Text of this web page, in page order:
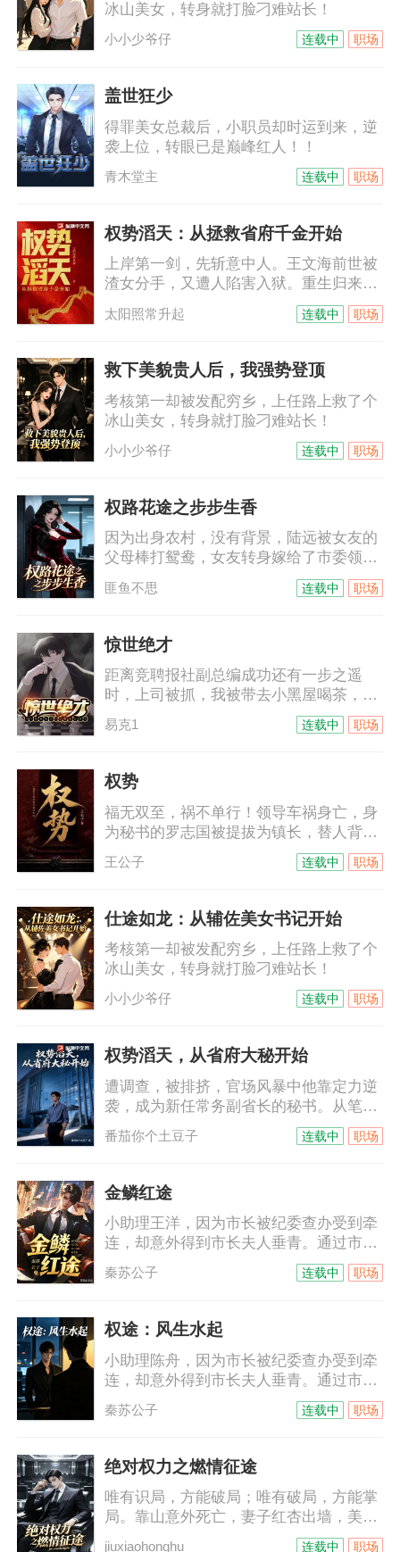
初心。凭前世记忆，握今生锋芒，扶摇直
上，执掌风云！
冰山美女，转身就打脸刁难站长！
小小少爷仔 职场
连载中
盖世狂少
得罪美女总裁后，小职员却时运到来，逆
袭上位，转眼已是巅峰红人！！
青木堂主 职场
连载中
权势滔天：从拯救省府千金开始
上岸第一剑，先斩意中人。王文海前世被
渣女分手，又遭人陷害入狱。重生归来，
且看他如何逆天改命！一步一步踏上人生
巅峰！
太阳照常升起 职场
连载中
救下美貌贵人后，我强势登顶
考核第一却被发配穷乡，上任路上救了个
冰山美女，转身就打脸刁难站长！
小小少爷仔 职场
连载中
权路花途之步步生香
因为出身农村，没有背景，陆远被女友的
父母棒打鸳鸯，女友转身嫁给了市委领导
的儿子。陆远既屈辱却无能为力。得知自
己有个省委当差的舅舅后，陆远对未来又
匪鱼不思 职场
连载中
惊世绝才
距离竞聘报社副总编成功还有一步之遥
时，上司被抓，我被带去小黑屋喝茶，最
后虽然没有调查出什么东西，但却错过了
副总编的最后面试环节，最后和自己不对
则被发落去农村养猪。
易克1 职场
连载中
权势
福无双至，祸不单行！领导车祸身亡，身
为秘书的罗志国被提拔为镇长，替人背黑
锅，又遭到相恋多年女朋友因此抛弃！遭
受双重打击的他，对未来心灰意冷，决定
人，不曾想，误打误撞，结识了市里领
导，还受到新任领导重视，开启仕途新篇
章，发展经济，为民谋福，从基础步步高
升……
王公子 职场
连载中
仕途如龙：从辅佐美女书记开始
考核第一却被发配穷乡，上任路上救了个
冰山美女，转身就打脸刁难站长！
小小少爷仔 职场
连载中
权势滔天，从省府大秘开始
遭调查，被排挤，官场风暴中他靠定力逆
袭，成为新任常务副省长的秘书。从笔杆
子到实权派，他协助领导破大案、立新
政，从省纪委到县区一线，步步为营。当
条属于自己的权力之路？
番茄你个土豆子 职场
连载中
金鳞红途
小助理王洋，因为市长被纪委查办受到牵
连，却意外得到市长夫人垂青。通过市长
夫人的帮助，王洋得到一个u盘，里面记
载了众多不为人知的秘密。从此，王洋官
上，直入云霄！
秦苏公子 职场
连载中
权途：风生水起
小助理陈舟，因为市长被纪委查办受到牵
连，却意外得到市长夫人垂青。通过市长
夫人的帮助，陈舟得到一个u盘，里面记
载了众多不为人知的秘密。从此，陈舟官
上，直入云霄！
秦苏公子 职场
连载中
绝对权力之燃情征途
唯有识局，方能破局；唯有破局，方能掌
局。靠山意外死亡，妻子红杏出墙，美女
领导打压报复，深陷一个又一个连环阴谋
jiuxiaohonghu 职场
连载中